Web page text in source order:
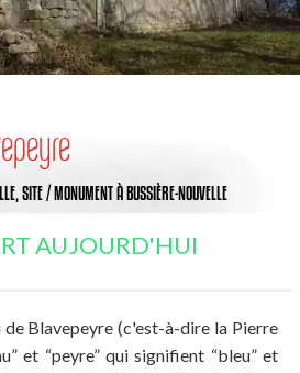
SITE / MONUMENTÀ BUSSIÈRE-NOUVELLE
AUJOURD'HUI
de Blavepeyre (c'est-à-dire la Pierre
et “peyre” qui signifient “bleu” et